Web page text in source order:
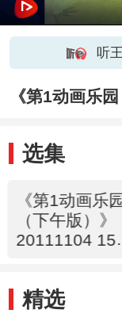
听
《第1动画乐
选集
《第1动画乐
（下午版）》
20111104 15
精选